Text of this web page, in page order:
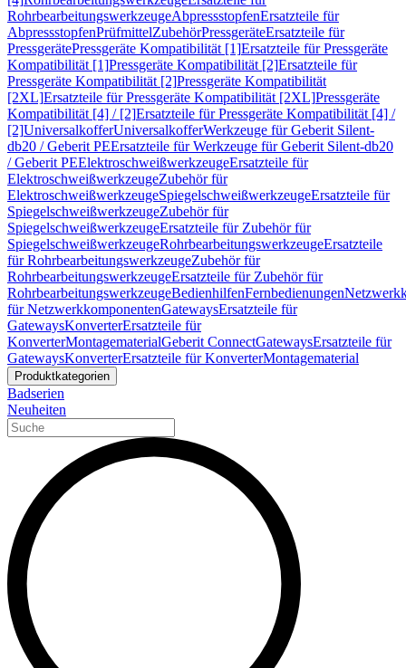
RohrbearbeitungswerkzeugeAbpressstopfenErsatzteile für
AbpressstopfenPrüfmittelZubehörPressgeräteErsatzteile für
PressgerätePressgeräte Kompatibilität [1]Ersatzteile für Pressgeräte
Kompatibilität [1]Pressgeräte Kompatibilität [2]Ersatzteile für
Pressgeräte Kompatibilität [2]Pressgeräte Kompatibilität
[2XL]Ersatzteile für Pressgeräte Kompatibilität [2XL]Pressgeräte
Kompatibilität [4] / [2]Ersatzteile für Pressgeräte Kompatibilität [4] /
[2]UniversalkofferUniversalkofferWerkzeuge für Geberit Silent-
db20 / Geberit PEErsatzteile für Werkzeuge für Geberit Silent-db20
/ Geberit PEElektroschweißwerkzeugeErsatzteile für
ElektroschweißwerkzeugeZubehör für
ElektroschweißwerkzeugeSpiegelschweißwerkzeugeErsatzteile für
SpiegelschweißwerkzeugeZubehör für
SpiegelschweißwerkzeugeErsatzteile für Zubehör für
SpiegelschweißwerkzeugeRohrbearbeitungswerkzeugeErsatzteile
für RohrbearbeitungswerkzeugeZubehör für
RohrbearbeitungswerkzeugeErsatzteile für Zubehör für
RohrbearbeitungswerkzeugeBedienhilfenFernbedienungen
für NetzwerkkomponentenGatewaysErsatzteile für
GatewaysKonverterErsatzteile für
KonverterMontagematerialGeberit ConnectGatewaysErsatzteile für
GatewaysKonverterErsatzteile für KonverterMontagematerial
Produktkategorien
Badserien
Neuheiten